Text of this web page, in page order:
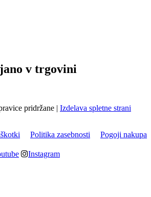
v trgovini
pridržane | Izdelava spletne strani
Politika zasebnosti Pogoji nakupa
Instagram